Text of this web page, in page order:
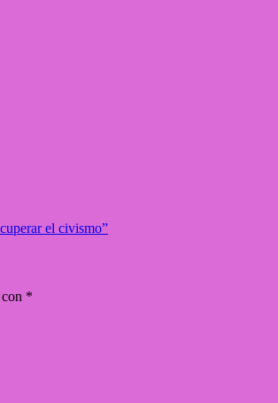
el civismo”
*